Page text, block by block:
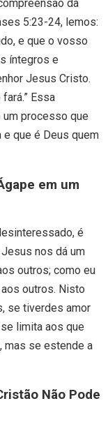
da
5:23-24, lemos:
e que o vosso
íntegros e
Jesus Cristo.
Essa
processo que
que é Deus quem
em um
é
nos dá um
outros; como eu
outros. Nisto
se tiverdes amor
limita aos que
mas se estende a
Não Pode